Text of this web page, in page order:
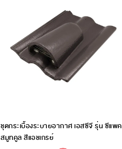
ชุดกระเบื้องระบายอากาศ เอสซีจี รุ่น ซีแพค
สมูทคูล สีแอชเกรย์